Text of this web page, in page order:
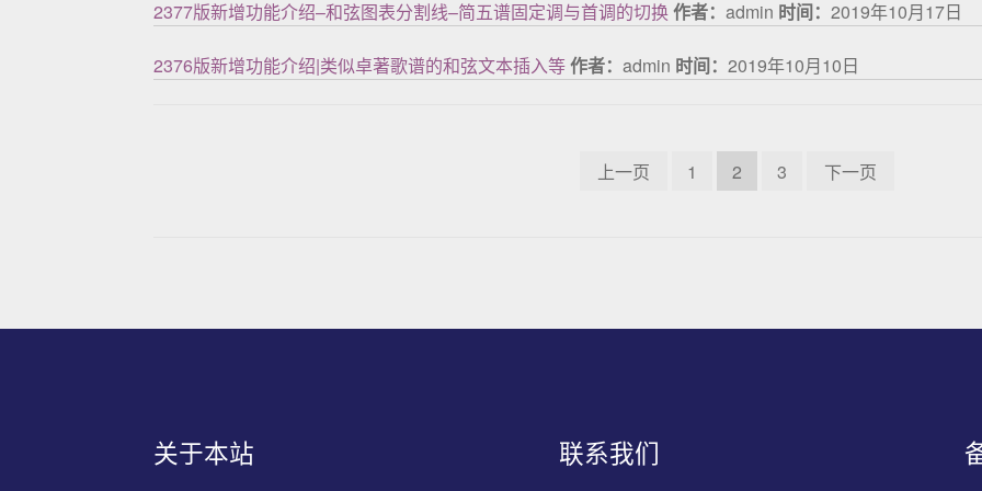
2377版新增功能介绍–和弦图表分割线–简五谱固定调与首调的切换作者：admin 时间：2019年10月17日
2376版新增功能介绍|类似卓著歌谱的和弦文本插入等作者：admin 时间：2019年10月10日
文章导航
上一页 1 2 3 下一页
关于本站 联系我们